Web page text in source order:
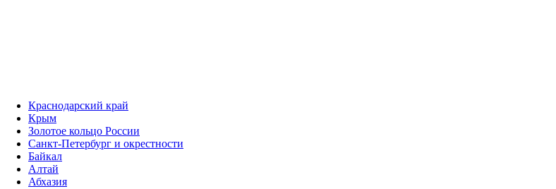
Краснодарский край
Крым
Золотое кольцо России
Санкт-Петербург и окрестности
Байкал
Алтай
Абхазия